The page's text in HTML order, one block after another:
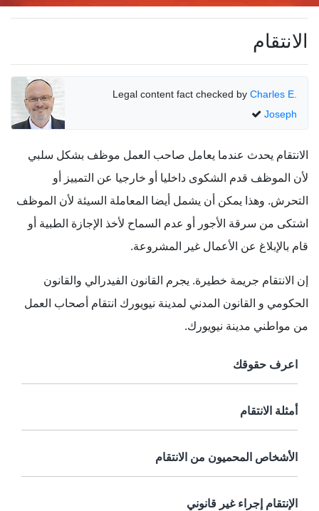
الانتقام
Legal content fact checked by Charles E.
Joseph
الانتقام يحدث عندما يعامل صاحب العمل موظف بشكل سلبي
لأن الموظف قدم الشكوى داخليا أو خارجيا عن التمييز أو
التحرش. وهذا يمكن أن يشمل أيضا المعاملة السيئة لأن الموظف
اشتكى من سرقة الأجور أو عدم السماح لأخذ الإجازة الطبية أو
قام بالإبلاغ عن الأعمال غير المشروعة.
إن الانتقام جريمة خطيرة. يجرم القانون الفيدرالي والقانون
الحكومي و القانون المدني لمدينة نيويورك انتقام أصحاب العمل
من مواطني مدينة نيويورك.
اعرف حقوقك
أمثلة الانتقام
الأشخاص المحميون من الانتقام
الإنتقام إجراء غير قانوني